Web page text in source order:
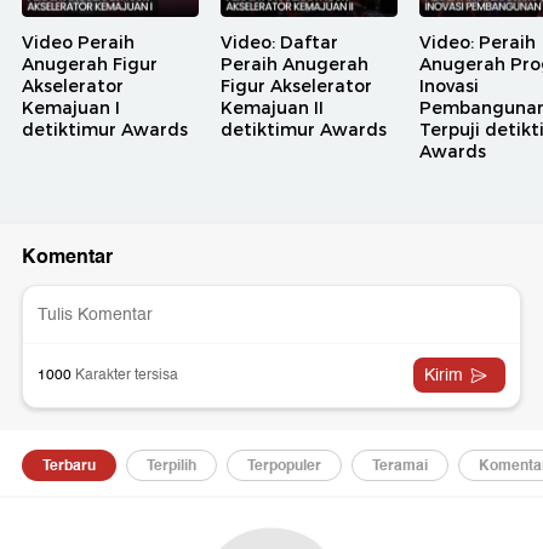
Video Peraih
Anugerah Figur
Akselerator
Kemajuan I
detiktimur Awards
Video: Daftar
Peraih Anugerah
Figur Akselerator
Kemajuan II
detiktimur Awards
Video: Peraih
Anugerah
Inovasi
Terpuji
Awards